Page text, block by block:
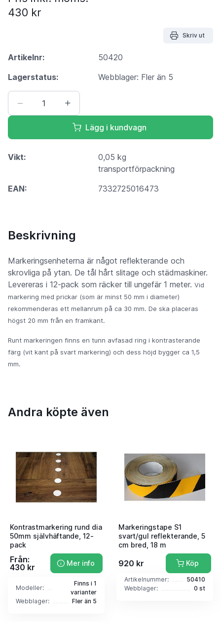
430 kr
Skriv ut
Artikelnr:
50420
Lagerstatus:
Webblager: Fler än 5
Lägg i kundvagn
Vikt:
0,05 kg
transportförpackning
EAN:
7332725016473
Beskrivning
Markeringsenheterna är något reflekterande och
skrovliga på ytan. De tål hårt slitage och städmaskiner.
Levereras i 12-pack som räcker till ungefär 1 meter. Vid
markering med prickar (som är minst 50 mm i diameter)
rekommenderas ett mellanrum på ca 30 mm. De ska placeras
högst 20 mm från en framkant.
Runt markeringen finns en tunn avfasad ring i kontrasterande
färg (vit kant på svart markering) och dess höjd bygger ca 1,5
mm.
Andra köpte även
Kontrastmarkering rund dia
50mm självhäftande, 12-
pack
Från:
430 kr
Mer info
Modeller:
Finns i 1
varianter
Webblager:
Fler än 5
Markeringstape S1
svart/gul reflekterande, 5
cm bred, 18 m
920 kr Köp
Artikelnummer:
50410
Webblager:
0 st